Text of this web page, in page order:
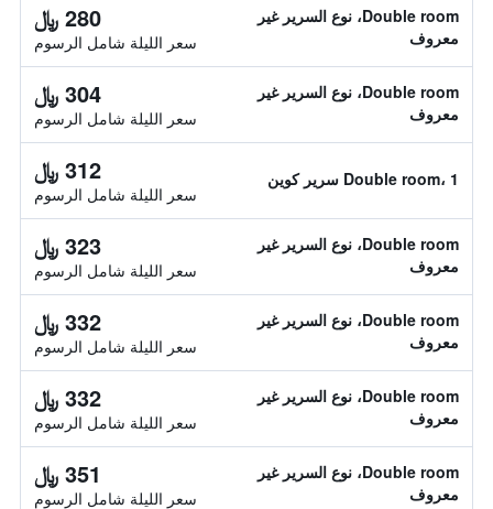
Double room، نوع السرير غير
معروف
280 ﷼
سعر الليلة شامل الرسوم
Double room، نوع السرير غير
معروف
304 ﷼
سعر الليلة شامل الرسوم
Double room، 1 سرير كوين 312 ﷼
سعر الليلة شامل الرسوم
Double room، نوع السرير غير
معروف
323 ﷼
سعر الليلة شامل الرسوم
Double room، نوع السرير غير
معروف
332 ﷼
سعر الليلة شامل الرسوم
Double room، نوع السرير غير
معروف
332 ﷼
سعر الليلة شامل الرسوم
Double room، نوع السرير غير
معروف
351 ﷼
سعر الليلة شامل الرسوم